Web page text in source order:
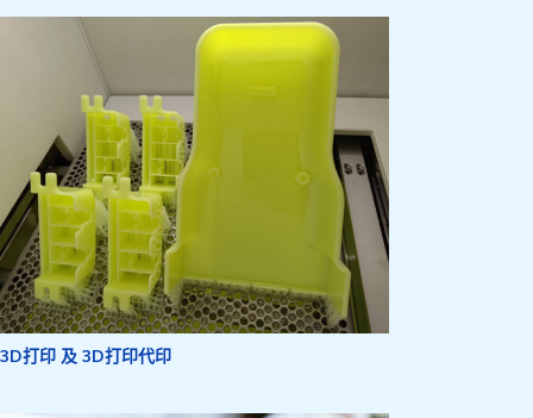
3D打印 及 3D打印代印